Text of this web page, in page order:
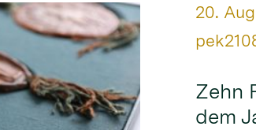
Datum:
20.
Von:
Zehn
dem